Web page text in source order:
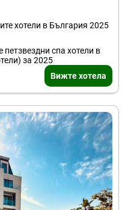
хотели в България 2025
спа хотели в
за 2025
Вижте хотела